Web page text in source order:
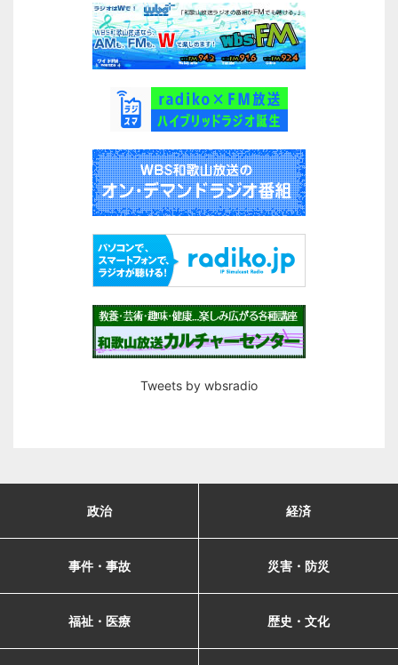
Tweets by wbsradio
政治 経済
事件・事故 災害・防災
福祉・医療 歴史・文化